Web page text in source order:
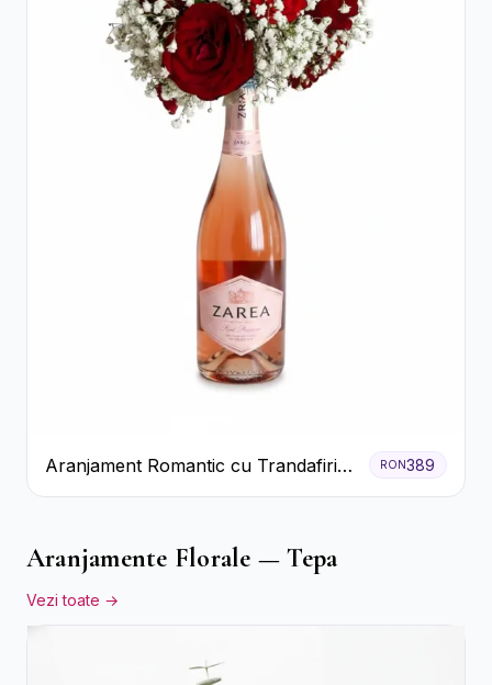
Aranjament Romantic cu Trandafiri
Roșii și Șampanie rose
RON389
Aranjamente Florale — Tepa
Vezi toate →